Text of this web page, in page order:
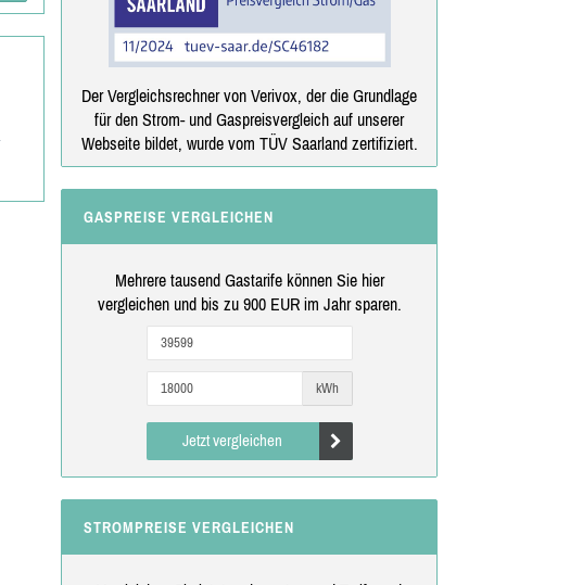
Der Vergleichsrechner von Verivox, der die Grundlage
für den Strom- und Gaspreisvergleich auf unserer
Webseite bildet, wurde vom TÜV Saarland zertifiziert.
GASPREISE VERGLEICHEN
Mehrere tausend Gastarife können Sie hier
vergleichen und bis zu 900 EUR im Jahr sparen.
kWh
Jetzt vergleichen
STROMPREISE VERGLEICHEN